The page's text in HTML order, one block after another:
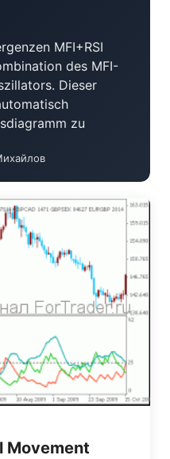
MFI+RSI
des MFI-
Dieser
zu
Movement